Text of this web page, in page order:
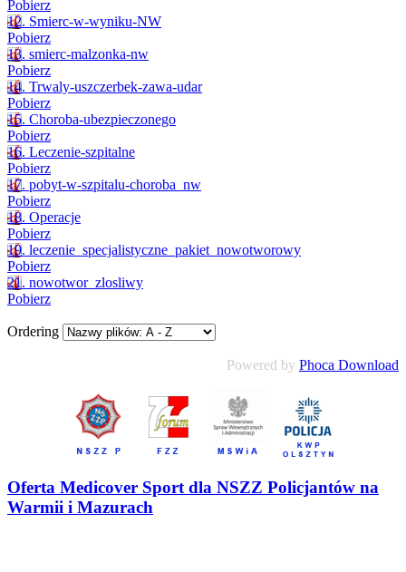
Pobierz
12. Smierc-w-wyniku-NW
Pobierz
13. smierc-malzonka-nw
Pobierz
14. Trwaly-uszczerbek-zawa-udar
Pobierz
15. Choroba-ubezpieczonego
Pobierz
16. Leczenie-szpitalne
Pobierz
17. pobyt-w-szpitalu-choroba_nw
Pobierz
18. Operacje
Pobierz
19. leczenie_specjalistyczne_pakiet_nowotworowy
Pobierz
21. nowotwor_zlosliwy
Pobierz
Ordering
Powered by Phoca Download
Oferta Medicover Sport dla NSZZ Policjantów na
Warmii i Mazurach